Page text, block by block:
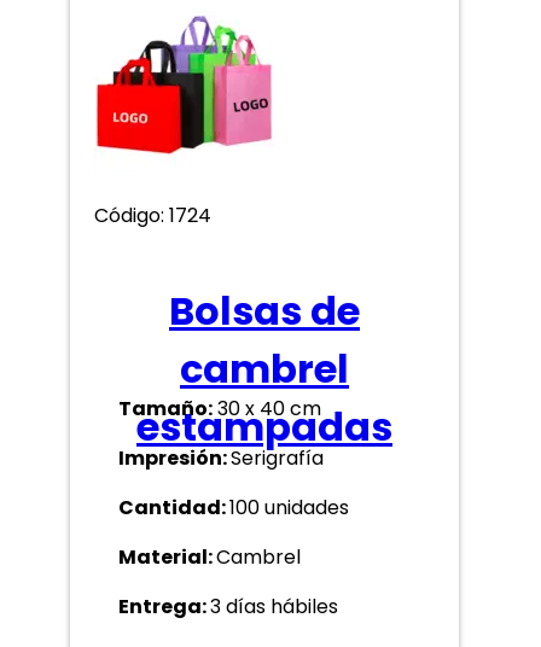
Código: 1724
Bolsas de
cambrel
estampadas
Tamaño:30 x 40 cm
Impresión:Serigrafía
Cantidad:100 unidades
Material:Cambrel
Entrega:3 días hábiles